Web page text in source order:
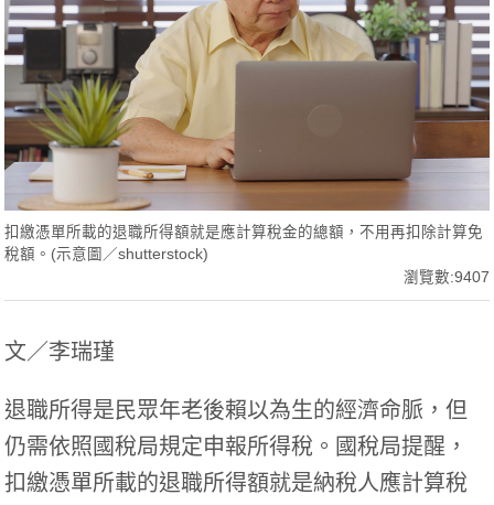
扣繳憑單所載的退職所得額就是應計算稅金的總額，不用再扣除計算免
稅額。(示意圖／shutterstock)
瀏覽數:9407
文／李瑞瑾
退職所得是民眾年老後賴以為生的經濟命脈，但
仍需依照國稅局規定申報所得稅。國稅局提醒，
扣繳憑單所載的退職所得額就是納稅人應計算稅